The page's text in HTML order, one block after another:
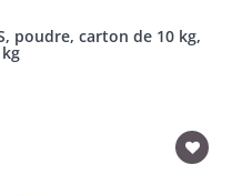
poudre, carton de 10 kg,